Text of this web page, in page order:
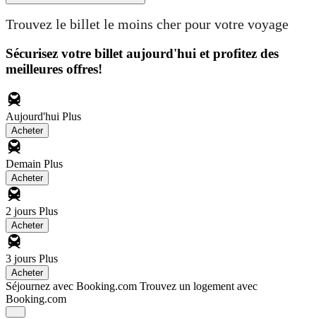
Trouvez le billet le moins cher pour votre voyage
Sécurisez votre billet aujourd'hui et profitez des
meilleures offres!
Aujourd'hui Plus
Acheter
Demain Plus
Acheter
2 jours Plus
Acheter
3 jours Plus
Acheter
Séjournez avec Booking.com Trouvez un logement avec
Booking.com